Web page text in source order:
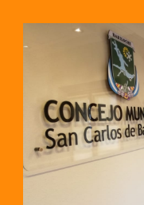
Ciudadano Ilustre -
Banca del Vecino -
Huéspedes de Honor -
Antiguos Pobladores -
Reconocimientos -